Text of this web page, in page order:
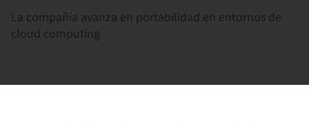
La compañía avanza en portabilidad en entornos de
cloud computing